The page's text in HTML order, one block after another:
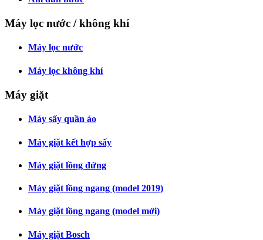
Máy lọc nước / không khí
Máy lọc nước
Máy lọc không khí
Máy giặt
Máy sấy quần áo
Máy giặt kết hợp sấy
Máy giặt lồng đứng
Máy giặt lồng ngang (model 2019)
Máy giặt lồng ngang (model mới)
Máy giặt Bosch